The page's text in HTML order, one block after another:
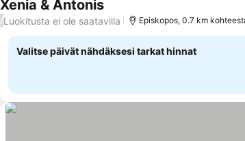
Xenia & AntonisKatso hinnat
/Luokitusta ei ole saatavilla Episkopos, 0.7 km
Valitse päivät nähdäksesi tarkat hinnat